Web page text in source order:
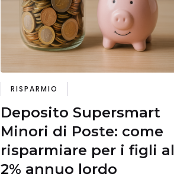
RISPARMIO
Deposito Supersmart
Minori di Poste: come
risparmiare per i figli al
2% annuo lordo